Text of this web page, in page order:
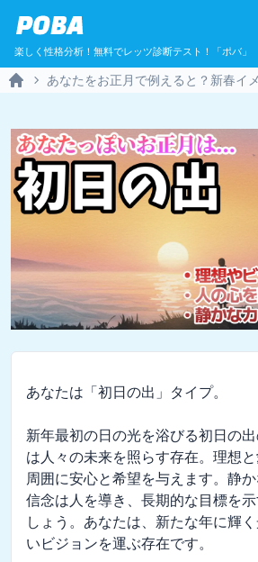
POBA
楽しく性格分析！無料でレッツ診断テスト！「ポバ」
あなたをお正月で例えると？新春イ
あなたは「初日の出」タイプ。
新年最初の日の光を浴びる初日の
は人々の未来を照らす存在。理想と
周囲に安心と希望を与えます。静
信念は人を導き、長期的な目標を
しょう。あなたは、新たな年に輝
いビジョンを運ぶ存在です。